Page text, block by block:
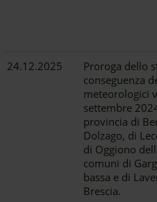
24.12.2025
Proroga dello
conseguenza
meteorologici
settembre
provincia di
Dolzago, di
di Oggiono
comuni di
bassa e di
Brescia.